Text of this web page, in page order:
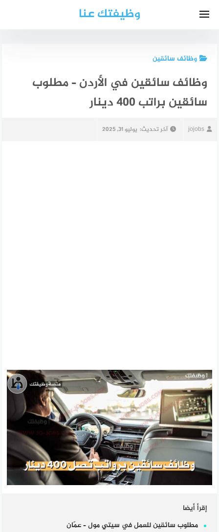
وظيفتك عنا
وظائف سائقين
وظائف سائقين في الأردن – مطلوب
سائقين براتب 400 دينار
jojobs آخر تحديث: يوليو 31, 2025
إقرأ أيضا
مطلوب سائقين للعمل في سيتي مول – عمّان